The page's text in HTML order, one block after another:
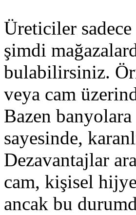
Üreticiler
şimdi
bulabilirsiniz.
veya cam
Bazen
sayesinde,
Dezavantajlar
cam, kişisel
ancak bu